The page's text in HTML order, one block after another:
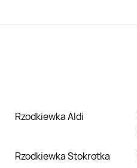
Rzodkiewka Aldi
Rzodkiewka Stokrotka